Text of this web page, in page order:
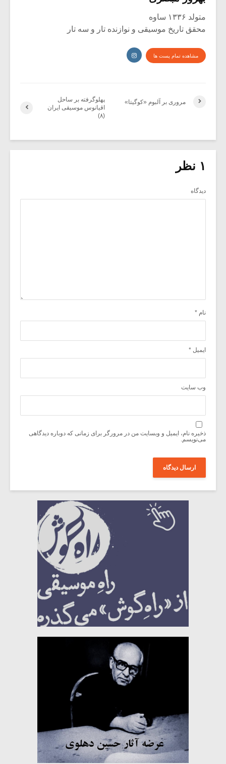
متولد ۱۳۳۶ ساوه
محقق تاریخ موسیقی و نوازنده تار و سه تار
مشاهده تمام پست ها
پهلوگرفته بر ساحل
اقیانوس موسیقی ایران
(۸)
مروری بر آلبوم «کوگیتا»
۱ نظر
دیدگاه
نام *
ایمیل *
وب‌ سایت
ذخیره نام، ایمیل و وبسایت من در مرورگر برای زمانی که دوباره دیدگاهی
می‌نویسم.